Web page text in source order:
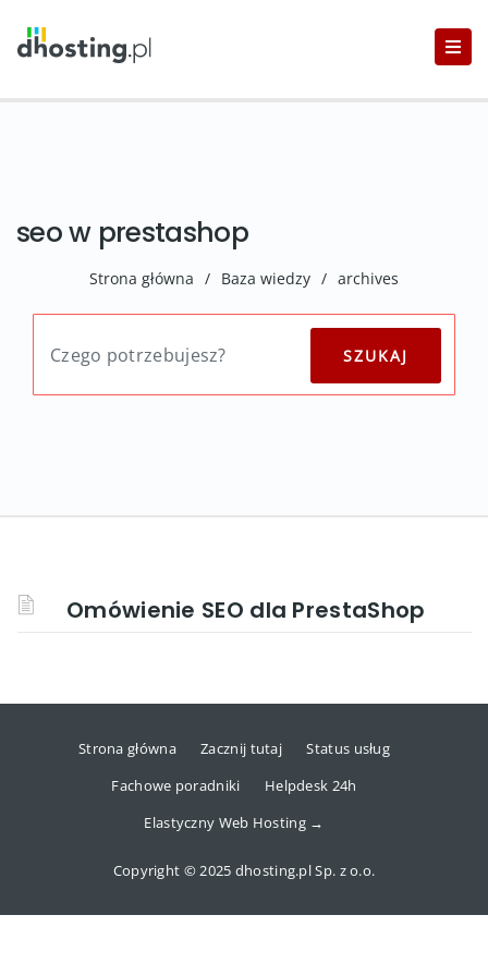
seo w prestashop
Strona główna / Baza wiedzy / archives
Omówienie SEO dla PrestaShop
Strona główna Zacznij tutaj
Status usług
Fachowe poradniki
Helpdesk 24h
Elastyczny Web Hosting →
Copyright © 2025 dhosting.pl Sp. z o.o.